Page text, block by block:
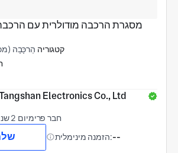
קטגוריה הַרכָּבָה
Electronics Co., Ltd
חבר פרימיום 2 שנים
הזמנה מינימלית:--